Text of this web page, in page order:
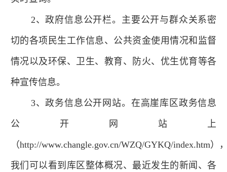
2、政府信息公开栏。主要公开与群众关系密
切的各项民生工作信息、公共资金使用情况和监督
情况以及环保、卫生、教育、防火、优生优育等各
种宣传信息。
3、政务信息公开网站。在高崖库区政务信息
公开网站上
（http://www.changle.gov.cn/WZQ/GYKQ/index.htm）
我们可以看到库区整体概况、最近发生的新闻、各